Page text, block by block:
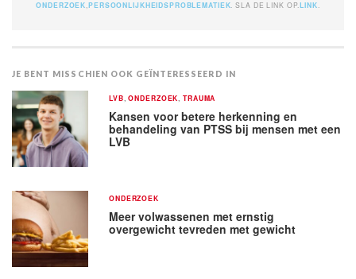
ONDERZOEK ,PERSOONLIJKHEIDSPROBLEMATIEK . SLA DE LINK OP.LINK
JE BENT MISSCHIEN OOK GEÏNTERESSEERD IN
LVB ,ONDERZOEK ,TRAUMA
Kansen voor betere herkenning en
behandeling van PTSS bij mensen met een
LVB
ONDERZOEK
Meer volwassenen met ernstig
overgewicht tevreden met gewicht